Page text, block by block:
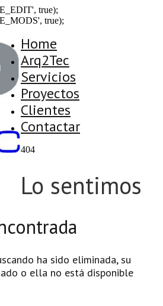
true);
true);
Home
Arq2Tec
Servicios
Proyectos
Clientes
Contactar
404
Lo sentimos
ha sido eliminada, su
o ella no está disponible